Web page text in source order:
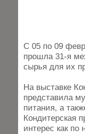
С 05 по 09
прошла 31-я
сырья для их
На выставке
представила
питания, а
Кондитерская
интерес как